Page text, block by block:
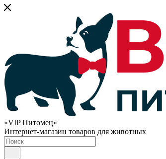
«VIP Питомец»
Интернет-магазин товаров для животных